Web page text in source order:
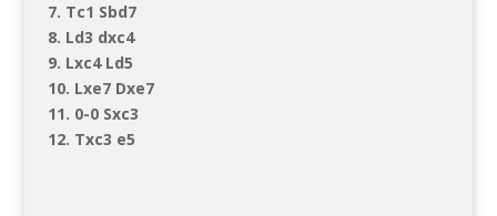
7. Tc1 Sbd7
8. Ld3 dxc4
9. Lxc4 Ld5
10. Lxe7 Dxe7
11. 0-0 Sxc3
12. Txc3 e5